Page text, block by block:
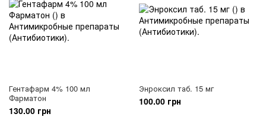
Гентафарм 4% 100 мл
Фарматон
130.00 грн
Энроксил таб. 15 мг
100.00 грн